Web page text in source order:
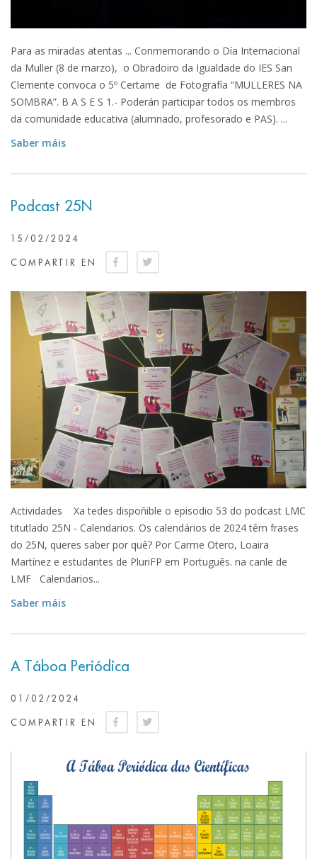
Para as miradas atentas ... Conmemorando o Día Internacional
da Muller (8 de marzo), o Obradoiro da Igualdade do IES San
Clemente convoca o 5º Certame de Fotografía “MULLERES NA
SOMBRA”. B A S E S 1.- Poderán participar todos os membros
da comunidade educativa (alumnado, profesorado e PAS). ...
Saber máis
Podcast 25N
15/02/2024
COMPARTIR EN
Actividades Xa tedes dispoñible o episodio 53 do podcast LMC
titutlado 25N - Calendarios. Os calendários de 2024 têm frases
do 25N, queres saber por quê? Por Carme Otero, Loaira
Martínez e estudantes de PluriFP em Português. na canle de
LMF Calendarios...
Saber máis
A Táboa Periódica
01/02/2024
COMPARTIR EN